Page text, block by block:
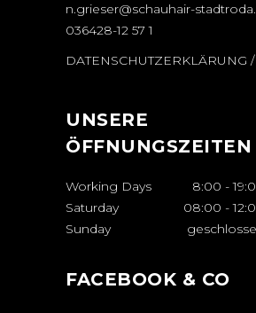
n.grieser@schauhair-
036428-12 57 1
DATENSCHUTZERKLÄRUNG
UNSERE
ÖFFNUNGSZEITEN
Working Days 8:00 -
Saturday
08:00 -
Sunday
FACEBOOK & CO